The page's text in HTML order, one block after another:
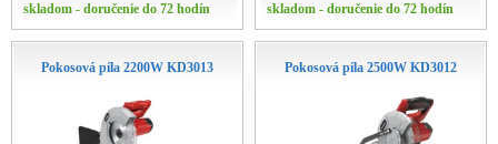
skladom - doručenie do 72 hodín skladom - doručenie do 72 hodín
Pokosová píla 2200W KD3013 Pokosová píla 2500W KD3012